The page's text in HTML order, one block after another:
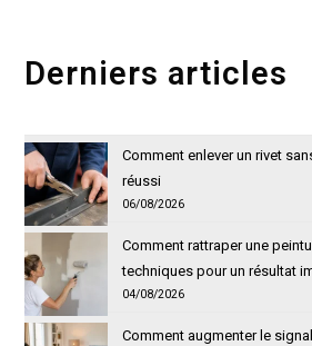
Derniers articles
Comment enlever un rivet
réussi
06/08/2026
Comment rattraper une
techniques pour un résultat
04/08/2026
Comment augmenter le